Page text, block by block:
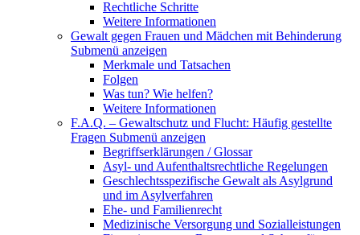
Rechtliche Schritte
Weitere Informationen
Gewalt gegen Frauen und Mädchen mit Behinderung
Submenü anzeigen
Merkmale und Tatsachen
Folgen
Was tun? Wie helfen?
Weitere Informationen
F.A.Q. – Gewaltschutz und Flucht: Häufig gestellte
Fragen Submenü anzeigen
Begriffserklärungen / Glossar
Asyl- und Aufenthaltsrechtliche Regelungen
Geschlechtsspezifische Gewalt als Asylgrund
und im Asylverfahren
Ehe- und Familienrecht
Medizinische Versorgung und Sozialleistungen